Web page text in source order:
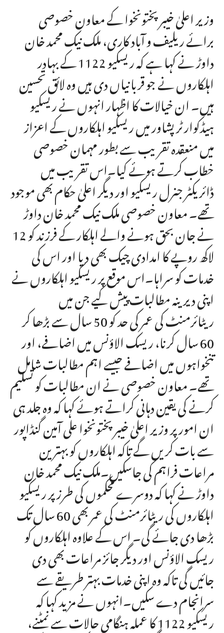
وزیر اعلیٰ خیبر پختونخوا کے معاون خصوصی
برائے ریلیف و آباد کاری، ملک نیک محمد خان
داوڑ نے کہا ہے کہ ریسکیو 1122 کے بہادر
اہلکاروں نے جو قربانیاں دی ہیں وہ لائق تحسین
ہیں۔ ان خیالات کا اظہار انہوں نے ریسکیو
ہیڈکوارٹر پشاور میں ریسکیو اہلکاروں کے اعزاز
میں منعقدہ تقریب سے بطور مہمان خصوصی
خطاب کرتے ہوئے کیا۔اس تقریب میں
ڈائریکٹر جنرل ریسکیو اور دیگر اعلیٰ حکام بھی موجود
تھے۔ معاون خصوصی ملک نیک محمد خان داوڑ
نے جان بحق ہونے والے اہلکار کے فرزند کو 12
لاکھ روپے کا امدادی چیک بھی دیا اور اس کی
خدمات کو سراہا۔اس موقع پر ریسکیو اہلکاروں نے
اپنی دیرینہ مطالبات پیش کیے جن میں
ریٹائرمنٹ کی عمر کی حد کو 50 سال سے بڑھا کر
60 سال کرنا، ریسک الاؤنس میں اضافے، اور
تنخواہوں میں اضافے جیسے اہم مطالبات شامل
تھے۔ معاون خصوصی نے ان مطالبات کو تسلیم
کرنے کی یقین دہانی کراتے ہوئے کہا کہ وہ جلد ہی
ان امور پر وزیر اعلیٰ خیبر پختونخوا علی آمین گنڈاپور
سے بات کریں گے تاکہ اہلکاروں کو بہترین
مراعات فراہم کی جاسکیں۔ملک نیک محمد خان
داوڑ نے کہا کہ دوسرے محکموں کی طرز پر ریسکیو
اہلکاروں کی ریٹائرمنٹ کی عمر بھی 60 سال تک
بڑھا دی جائے گی۔ اس کے علاوہ اہلکاروں کو
ریسک الاؤنس اور دیگر جائز مراعات بھی دی
جائیں گی تاکہ وہ اپنی خدمات بہتر طریقے سے
سرانجام دے سکیں۔انہوں نے مزید کہا کہ
ریسکیو 1122 کا عملہ ہنگامی حالات سے نمٹنے،